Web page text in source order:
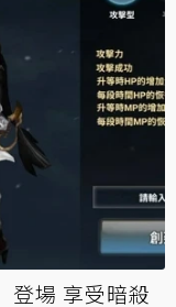
登場 享受暗殺